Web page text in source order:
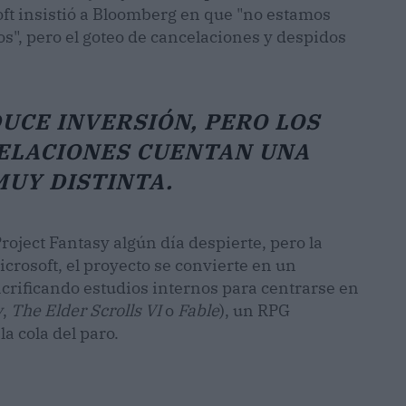
insistió a Bloomberg en que "no estamos
pero el goteo de cancelaciones y despidos
INVERSIÓN, PERO LOS
CUENTAN UNA
DISTINTA.
Fantasy algún día despierte, pero la
el proyecto se convierte en un
estudios internos para centrarse en
, The Elder Scrolls VIo Fable), un RPG
cola del paro.